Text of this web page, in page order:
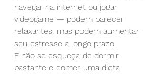
navegar na internet ou jogar
videogame — podem parecer
relaxantes, mas podem aumentar
seu estresse a longo prazo.
E não se esqueça de dormir
bastante e comer uma dieta